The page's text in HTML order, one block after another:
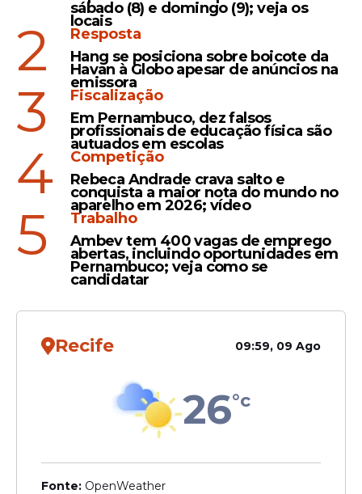
sábado (8) e domingo (9); veja os
locais
2
Resposta
Hang se posiciona sobre boicote da
Havan à Globo apesar de anúncios na
emissora
3
Fiscalização
Em Pernambuco, dez falsos
profissionais de educação física são
autuados em escolas
4
Competição
Rebeca Andrade crava salto e
conquista a maior nota do mundo no
aparelho em 2026; vídeo
5
Trabalho
Ambev tem 400 vagas de emprego
abertas, incluindo oportunidades em
Pernambuco; veja como se
candidatar
Recife 09:59, 09 Ago
26°c
Fonte: OpenWeather